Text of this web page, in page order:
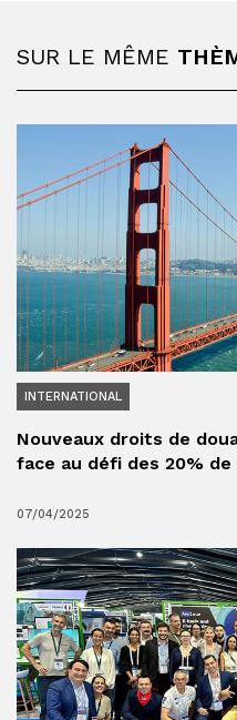
SUR LE MÊME
INTERNATIONAL
Nouveaux droits de
face au défi des 20% de
07/04/2025